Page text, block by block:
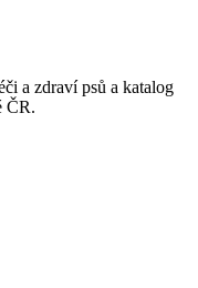
a zdraví psů a katalog
ČR.